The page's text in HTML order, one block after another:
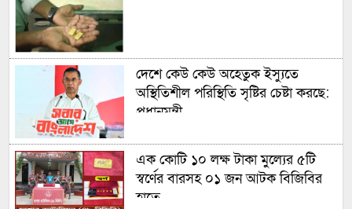
দেশে কেউ কেউ অহেতুক ইস্যুতে
অস্থিতিশীল পরিস্থিতি সৃষ্টির চেষ্টা করছে:
প্রধানমন্ত্রী
এক কোটি ১০ লক্ষ টাকা মু্ল্যের ৫টি
স্বর্ণের বারসহ ০১ জন আটক বিজিবির
হাতে